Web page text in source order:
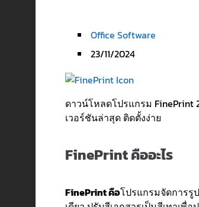
Office Software
23/11/2024
ดาวน์โหลดโปรแกรม FinePrint
เวอร์ชันล่าสุด ติดตั้งง่าย
FinePrint คืออะไร
FinePrint คือโปรแกรมจัดการรู